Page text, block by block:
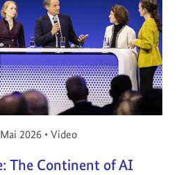
am:
2026 • Video
The Continent of AI